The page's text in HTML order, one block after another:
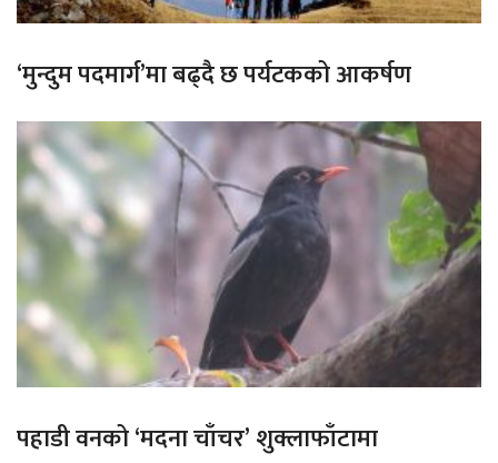
‘मुन्दुम पदमार्ग’मा बढ्दै छ पर्यटकको आकर्षण
पहाडी वनको ‘मदना चाँचर’ शुक्लाफाँटामा